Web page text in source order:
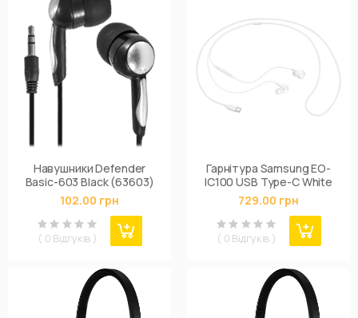
Навушники Defender
Basic-603 Black (63603)
102.00 грн
( 0 Відгуків )
Гарнітура Samsung EO-
IC100 USB Type-C White
729.00 грн
( 0 Відгуків )